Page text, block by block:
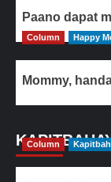
Paano dapat
Column Happy
Mommy,
Column